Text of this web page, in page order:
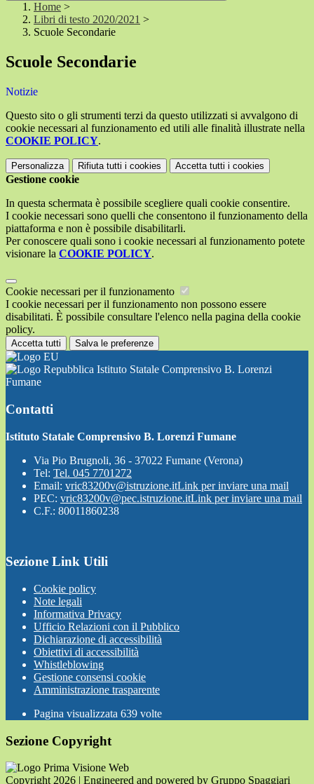
Home >
Libri di testo 2020/2021 >
Scuole Secondarie
Scuole Secondarie
Notizie
Questo sito o gli strumenti terzi da questo utilizzati si avvalgono di
cookie necessari al funzionamento ed utili alle finalità illustrate nella
COOKIE POLICY.
Personalizza Rifiuta tutti i cookies Accetta tutti i cookies
Gestione cookie
In questa schermata è possibile scegliere quali cookie consentire.
I cookie necessari sono quelli che consentono il funzionamento della
piattaforma e non è possibile disabilitarli.
Per conoscere quali sono i cookie necessari al funzionamento potete
visionare la COOKIE POLICY.
Cookie necessari per il funzionamento
I cookie necessari per il funzionamento non possono essere
disabilitati. È possibile consultare l'elenco nella pagina della cookie
policy.
Accetta tutti Salva le preferenze
Istituto Statale Comprensivo B. Lorenzi
Fumane
Contatti
Istituto Statale Comprensivo B. Lorenzi Fumane
Via Pio Brugnoli, 36 - 37022 Fumane (Verona)
Tel: Tel. 045 7701272
Email: vric83200v@istruzione.itLink per inviare una mail
PEC: vric83200v@pec.istruzione.itLink per inviare una mail
C.F.: 80011860238
Sezione Link Utili
Cookie policy
Note legali
Informativa Privacy
Ufficio Relazioni con il Pubblico
Dichiarazione di accessibilità
Obiettivi di accessibilità
Whistleblowing
Gestione consensi cookie
Amministrazione trasparente
Pagina visualizzata 639 volte
Sezione Copyright
Copyright 2026 | Engineered and powered by Gruppo Spaggiari